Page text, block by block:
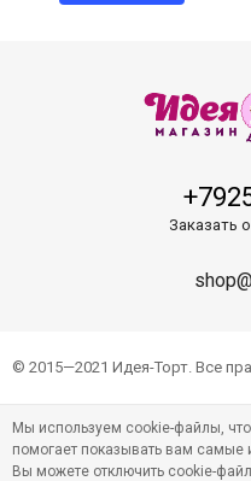
Заказать
© 2015—2021 Идея-Торт. Все
Мы используем cookie-файлы,
помогает показывать вам
Вы можете отключить cookie-